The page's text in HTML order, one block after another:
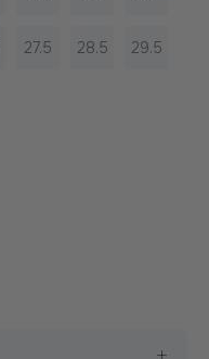
27.5 28.5 29.5